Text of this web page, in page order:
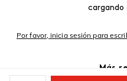
cargando
Por favor, inicia sesión para
Más